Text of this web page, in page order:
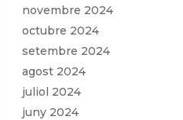
novembre 2024
octubre 2024
setembre 2024
agost 2024
juliol 2024
juny 2024